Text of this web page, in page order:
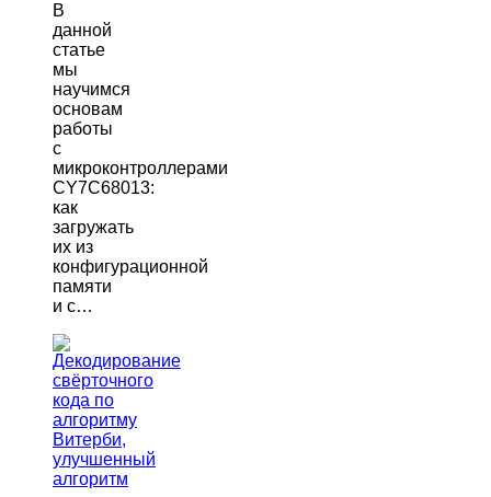
В
данной
статье
мы
научимся
основам
работы
с
микроконтроллерами
CY7C68013:
как
загружать
их из
конфигурационной
памяти
и с…